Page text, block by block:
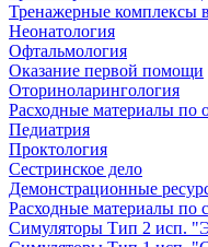
Тренажерные комплексы
Неонатология
Офтальмология
Оказание первой помощи
Оториноларингология
Расходные материалы по
Педиатрия
Проктология
Сестринское дело
Демонстрационные
Расходные материалы по
Симуляторы Тип 2 исп.